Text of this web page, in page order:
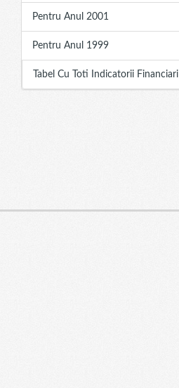
Pentru Anul 2001
Pentru Anul 1999
Tabel Cu Toti Indicatorii Financiari